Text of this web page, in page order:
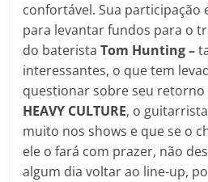
confortável. Sua participação
para levantar fundos para o
do bateristaTom Hunting –
interessantes, o que tem
questionar sobre seu retorno
HEAVY CULTURE, o
muito nos shows e que se o
ele o fará com prazer, não
algum dia voltar ao line-up,